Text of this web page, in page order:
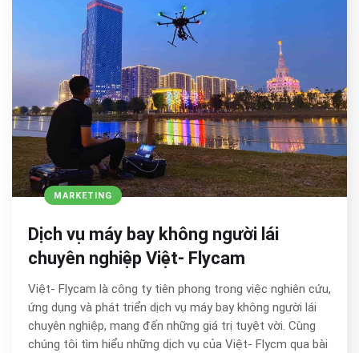
MARKETING
Dịch vụ máy bay không người lái
chuyên nghiệp Việt- Flycam
Việt- Flycam là công ty tiên phong trong việc nghiên cứu,
ứng dụng và phát triển dịch vụ máy bay không người lái
chuyên nghiệp, mang đến những giá trị tuyệt vời. Cùng
chúng tôi tìm hiểu những dịch vụ của Việt- Flycm qua bài